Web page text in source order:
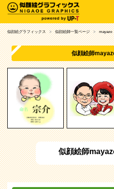
似顔絵グラフィックス 似顔絵師一覧ページ mayazo
似顔絵師
似顔絵師